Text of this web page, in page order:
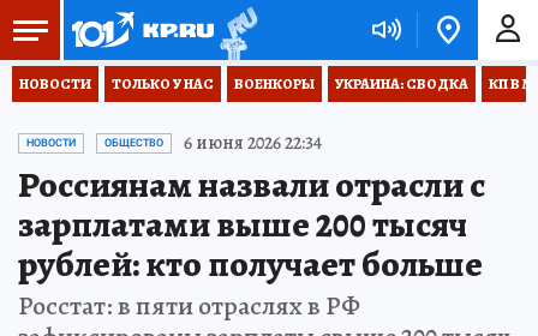
НОВОСТИ ТОЛЬКО У НАС ВОЕНКОРЫ УКРАИНА: СВОДКА КП В
НОВОСТИ ОБЩЕСТВО 6 июня 2026 22:34
Россиянам назвали отрасли с
зарплатами выше 200 тысяч
рублей: кто получает больше
Росстат: в пяти отраслях в РФ